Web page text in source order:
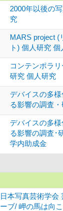
2000年以後の
究
MARS project (
ト) 個人研究
コンテンポラ
研究 個人研究
デバイスの多
る影響の調査
デバイスの多
る影響の調査･
学内助成金
日本写真芸術学会
ーブ/ 岬の馬は向